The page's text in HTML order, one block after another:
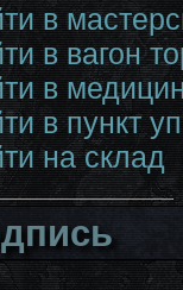
в
в вагон
в
в пункт
на склад